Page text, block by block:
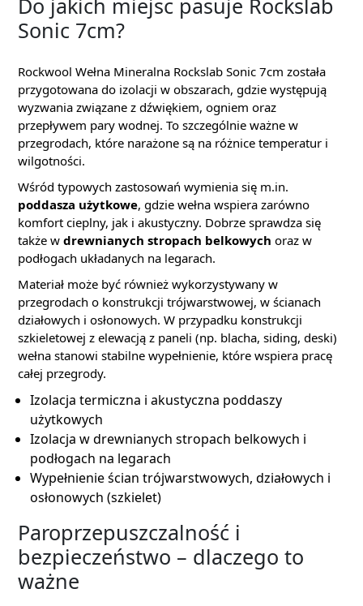
Sonic 7cm?
Rockwool Wełna Mineralna Rockslab Sonic 7cm została
przygotowana do izolacji w obszarach, gdzie występują
wyzwania związane z dźwiękiem, ogniem oraz
przepływem pary wodnej. To szczególnie ważne w
przegrodach, które narażone są na różnice temperatur i
wilgotności.
Wśród typowych zastosowań wymienia się m.in.
poddasza użytkowe, gdzie wełna wspiera zarówno
komfort cieplny, jak i akustyczny. Dobrze sprawdza się
także w drewnianych stropach belkowych oraz w
podłogach układanych na legarach.
Materiał może być również wykorzystywany w
przegrodach o konstrukcji trójwarstwowej, w ścianach
działowych i osłonowych. W przypadku konstrukcji
szkieletowej z elewacją z paneli (np. blacha, siding, deski)
wełna stanowi stabilne wypełnienie, które wspiera pracę
całej przegrody.
Izolacja termiczna i akustyczna poddaszy
użytkowych
Izolacja w drewnianych stropach belkowych i
podłogach na legarach
Wypełnienie ścian trójwarstwowych, działowych i
osłonowych (szkielet)
Paroprzepuszczalność i
bezpieczeństwo – dlaczego to
ważne